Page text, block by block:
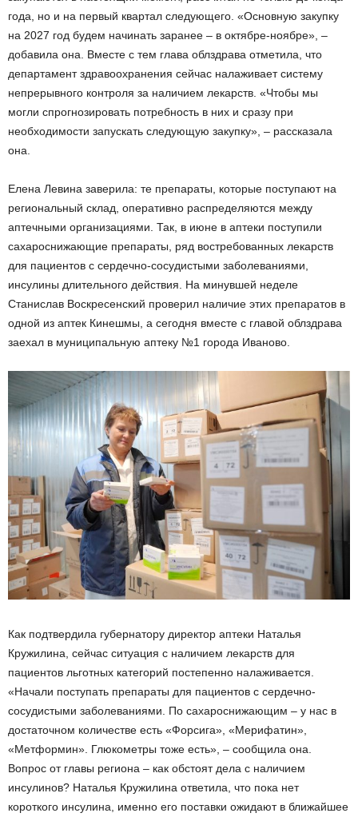
года, но и на первый квартал следующего. «Основную закупку
на 2027 год будем начинать заранее – в октябре-ноябре», –
добавила она. Вместе с тем глава облздрава отметила, что
департамент здравоохранения сейчас налаживает систему
непрерывного контроля за наличием лекарств. «Чтобы мы
могли спрогнозировать потребность в них и сразу при
необходимости запускать следующую закупку», – рассказала
она.
Елена Левина заверила: те препараты, которые поступают на
региональный склад, оперативно распределяются между
аптечными организациями. Так, в июне в аптеки поступили
сахароснижающие препараты, ряд востребованных лекарств
для пациентов с сердечно-сосудистыми заболеваниями,
инсулины длительного действия. На минувшей неделе
Станислав Воскресенский проверил наличие этих препаратов в
одной из аптек Кинешмы, а сегодня вместе с главой облздрава
заехал в муниципальную аптеку №1 города Иваново.
Как подтвердила губернатору директор аптеки Наталья
Кружилина, сейчас ситуация с наличием лекарств для
пациентов льготных категорий постепенно налаживается.
«Начали поступать препараты для пациентов с сердечно-
сосудистыми заболеваниями. По сахароснижающим – у нас в
достаточном количестве есть «Форсига», «Мерифатин»,
«Метформин». Глюкометры тоже есть», – сообщила она.
Вопрос от главы региона – как обстоят дела с наличием
инсулинов? Наталья Кружилина ответила, что пока нет
короткого инсулина, именно его поставки ожидают в ближайшее